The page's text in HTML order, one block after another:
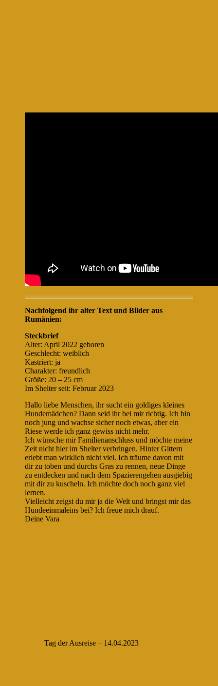
Nachfolgend ihr alter Text und Bilder aus
Rumänien:
Steckbrief
Alter: April 2022 geboren
Geschlecht: weiblich
Kastriert: ja
Charakter: freundlich
Größe: 20 – 25 cm
Im Shelter seit: Februar 2023
Hallo liebe Menschen, ihr sucht ein goldiges kleines
Hundemädchen? Dann seid ihr bei mir richtig. Ich bin
noch jung und wachse sicher noch etwas, aber ein
Riese werde ich ganz gewiss nicht mehr.
Ich wünsche mir Familienanschluss und möchte meine
Zeit nicht hier im Shelter verbringen. Hinter Gittern
erlebt man wirklich nicht viel. Ich träume davon mit
dir zu toben und durchs Gras zu rennen, neue Dinge
zu entdecken und nach dem Spazierengehen ausgiebig
mit dir zu kuscheln. Ich möchte doch noch ganz viel
lernen.
Vielleicht zeigst du mir ja die Welt und bringst mir das
Hundeeinmaleins bei? Ich freue mich drauf.
Deine Vara
Tag der Ausreise – 14.04.2023